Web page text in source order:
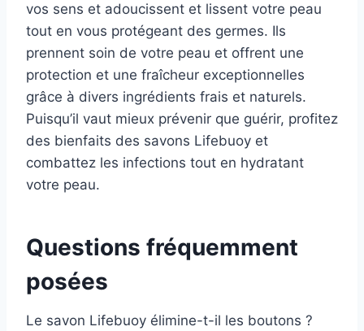
vos sens et adoucissent et lissent votre peau
tout en vous protégeant des germes. Ils
prennent soin de votre peau et offrent une
protection et une fraîcheur exceptionnelles
grâce à divers ingrédients frais et naturels.
Puisqu’il vaut mieux prévenir que guérir, profitez
des bienfaits des savons Lifebuoy et
combattez les infections tout en hydratant
votre peau.
Questions fréquemment
posées
Le savon Lifebuoy élimine-t-il les boutons ?